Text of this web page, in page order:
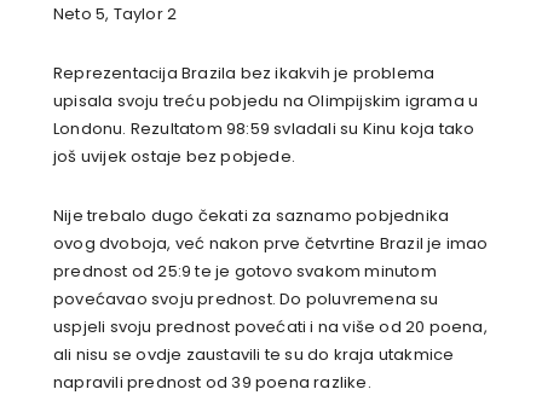
Neto 5, Taylor 2
Reprezentacija Brazila bez ikakvih je problema
upisala svoju treću pobjedu na Olimpijskim igrama u
Londonu. Rezultatom 98:59 svladali su Kinu koja tako
još uvijek ostaje bez pobjede.
Nije trebalo dugo čekati za saznamo pobjednika
ovog dvoboja, već nakon prve četvrtine Brazil je imao
prednost od 25:9 te je gotovo svakom minutom
povećavao svoju prednost. Do poluvremena su
uspjeli svoju prednost povećati i na više od 20 poena,
ali nisu se ovdje zaustavili te su do kraja utakmice
napravili prednost od 39 poena razlike.